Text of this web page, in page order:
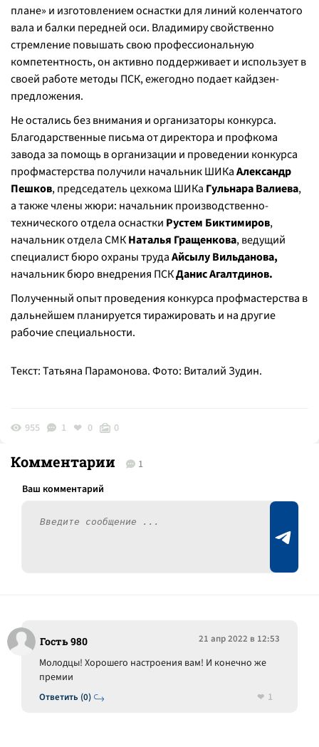
плане» и изготовлением оснастки для линий коленчатого
вала и балки передней оси. Владимиру свойственно
стремление повышать свою профессиональную
компетентность, он активно поддерживает и использует в
своей работе методы ПСК, ежегодно подает кайдзен-
предложения.
Не остались без внимания и организаторы конкурса.
Благодарственные письма от директора и профкома
завода за помощь в организации и проведении конкурса
профмастерства получили начальник ШИКаАлександр
Пешков, председатель цехкома ШИКа Гульнара Валиева,
а также члены жюри: начальник производственно-
технического отдела оснастки Рустем Биктимиров,
начальник отдела СМКНаталья Гращенкова, ведущий
специалист бюро охраны трудаАйсылу Вильданова,
начальник бюро внедрения ПСКДанис Агалтдинов.
Полученный опыт проведения конкурса профмастерства в
дальнейшем планируется тиражировать и на другие
рабочие специальности.
Текст: Татьяна Парамонова. Фото: Виталий Зудин.
955 1 0 0
Комментарии 1
Гость 980 21 апр 2022 в 12:53
Ответить (0)
Молодцы! Хорошего настроения вам! И конечно же
премии
1